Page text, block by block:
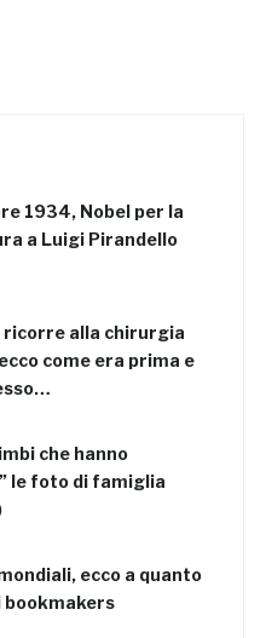
1934, Nobel per la
a Luigi Pirandello
ricorre alla chirurgia
come era prima e
che hanno
le foto di famiglia
ecco a quanto
bookmakers